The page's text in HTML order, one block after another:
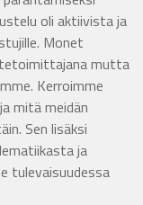
oli aktiivista ja
Monet
mutta
Kerroimme
mitä meidän
Sen lisäksi
ja
tulevaisuudessa